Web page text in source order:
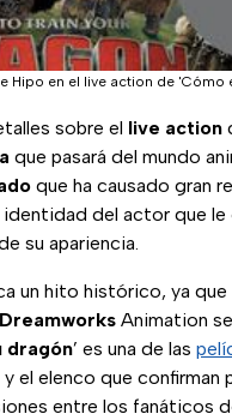
Hipo en el live action de 'Cómo
sobre el live action
que pasará del mundo
que ha causado gran
del actor que
su apariencia.
un hito histórico, ya que
Dreamworks Animation
dragón’ es una de las
el elenco que confirman
entre los fanáticos